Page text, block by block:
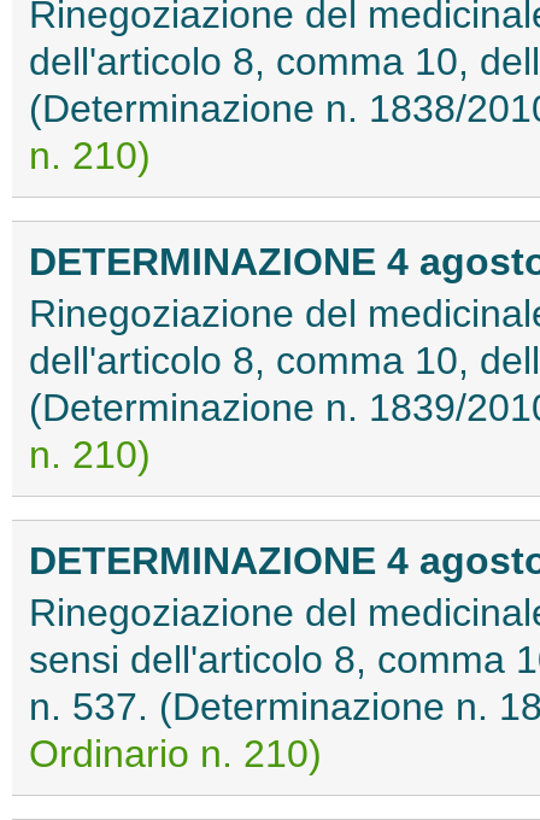
Rinegoziazione del
dell'articolo 8, comma 10,
(Determinazione n. 1838/
n. 210)
DETERMINAZIONE 4
Rinegoziazione del
dell'articolo 8, comma 10,
(Determinazione n. 1839/
n. 210)
DETERMINAZIONE 4
Rinegoziazione del
sensi dell'articolo 8, comma
n. 537. (Determinazione n.
Ordinario n. 210)